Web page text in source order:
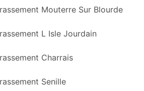
Mouterre Sur Blourde
L Isle Jourdain
Charrais
Senille